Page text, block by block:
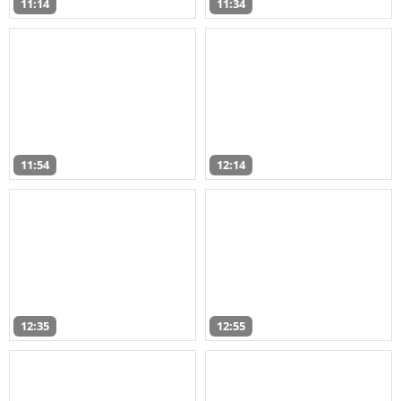
11:14 11:34
11:54 12:14
12:35 12:55